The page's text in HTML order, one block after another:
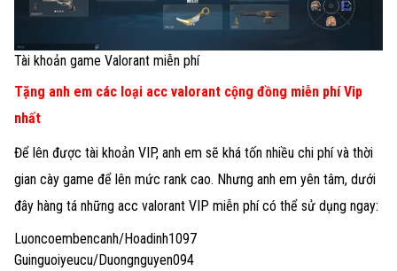
Tài khoản game Valorant miễn phí
Tặng anh em các loại acc valorant cộng đồng miễn phí Vip
nhất
Để lên được tài khoản VIP, anh em sẽ khá tốn nhiều chi phí và thời
gian cày game để lên mức rank cao. Nhưng anh em yên tâm, dưới
đây hàng tá những acc valorant VIP miễn phí có thể sử dụng ngay:
Luoncoembencanh/Hoadinh1097
Guinguoiyeucu/Duongnguyen094